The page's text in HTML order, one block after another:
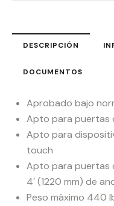
DESCRIPCIÓN
DOCUMENTOS
Aprobado bajo
Apto para puertas
Apto para
touch
Apto para puertas
4′ (1220 mm) de
Peso máximo 440